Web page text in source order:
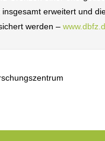
erweitert und
werden –